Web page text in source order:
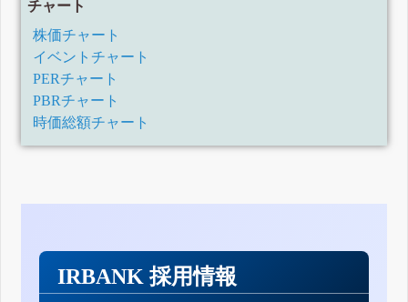
チャート
株価チャート
イベントチャート
PERチャート
PBRチャート
時価総額チャート
IRBANK 採用情報